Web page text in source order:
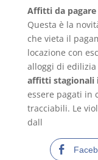
Affitti da
Questa è la
che vieta il
locazione con
alloggi di
affitti stagionali
essere pagati in
tracciabili. Le
dall